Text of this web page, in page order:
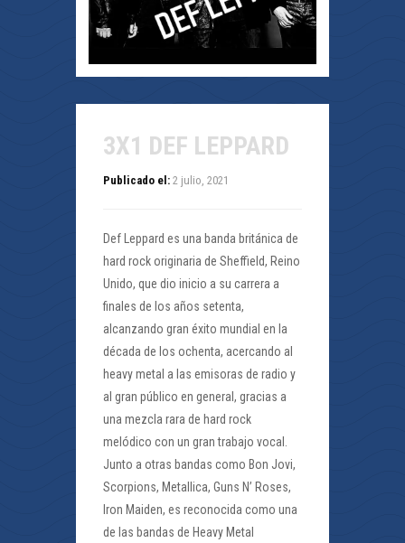
3X1 DEF LEPPARD
Publicado el: 2 julio, 2021
Def Leppard es una banda británica de
hard rock originaria de Sheffield, Reino
Unido, que dio inicio a su carrera a
finales de los años setenta,
alcanzando gran éxito mundial en la
década de los ochenta, acercando al
heavy metal a las emisoras de radio y
al gran público en general, gracias a
una mezcla rara de hard rock
melódico con un gran trabajo vocal.
Junto a otras bandas como Bon Jovi,
Scorpions, Metallica, Guns N’ Roses,
Iron Maiden, es reconocida como una
de las bandas de Heavy Metal